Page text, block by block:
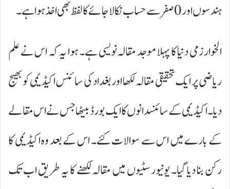
ہندسوں اور 0 صفر سے حساب نکالا جائے کا لفظ بھی اخذ ہوا ہے۔
الخوارزمی دنیا کا پہلا موجد مقالہ نویسی ہے۔ ہوا یہ کہ اس نے علم
ریاضی پر ایک تحقیقی مقالہ لکھا اور بغداد کی سا ئنس اکیڈیمی کو بھیج
دیا۔ اکیڈیمی کے سائنسدانوں کا ایک بورڈ بیٹھا جس نے اس مقالے
کے بارے میں اس سے سوالات کئے۔ اس کے بعد وہ اکیڈیمی کا
رکن بنا دیا گیا۔ یونیورسٹیوں میں مقالہ لکھنے کا یہ طریق اب تک